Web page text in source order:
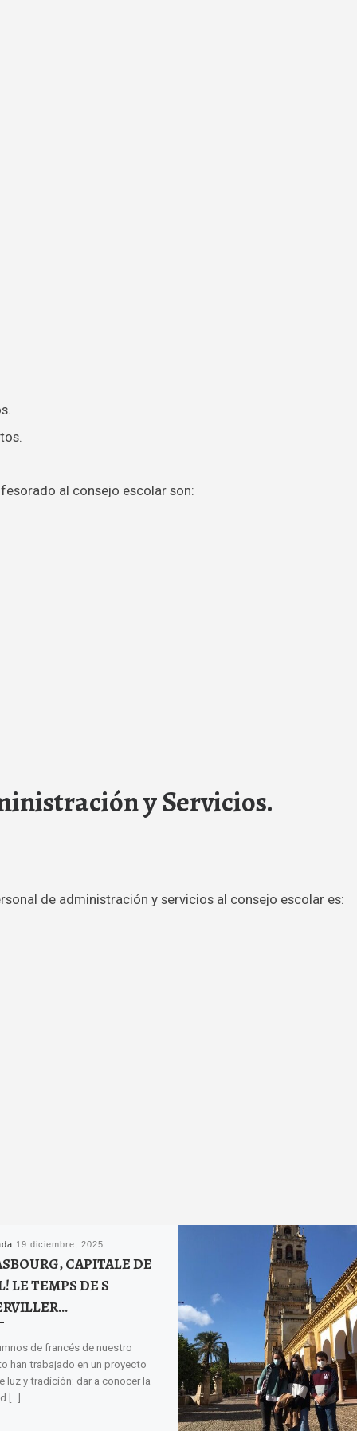
al consejo escolar son:
y Servicios.
de administración y servicios al consejo escolar es:
19 diciembre, 2025
CAPITALE DE
LE TEMPS DE S
de francés de nuestro
han trabajado en un proyecto
luz y tradición: dar a conocer la
[…]